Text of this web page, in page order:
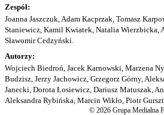
Zespół:
Joanna Jaszczuk, Adam Kacprzak, Tomasz
Staniewicz, Kamil Kwiatek, Natalia Wierzbicka,
Sławomir Cedzyński.
Autorzy:
Wojciech Biedroń, Jacek Karnowski, Marzena
Budzisz, Jerzy Jachowicz, Grzegorz Górny,
Janecki, Dorota Łosiewicz, Dariusz Matuszak,
Aleksandra Rybińska, Marcin Wikło, Piotr
© 2026 Grupa Medialna